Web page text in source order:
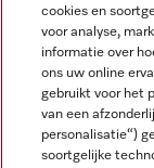
Miele op Facebook
Miele op
cookies en
voor analyse,
informatie over
ons uw online
gebruikt voor het
van een
personalisatie“)
soortgelijke